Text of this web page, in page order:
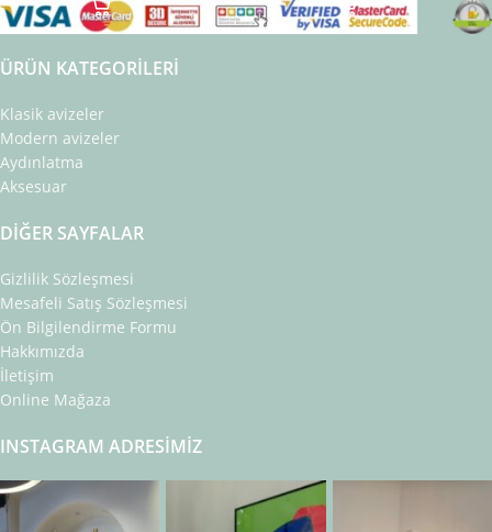
ÜRÜN KATEGORILERI
Klasik avizeler
Modern avizeler
Aydınlatma
Aksesuar
DIĞER SAYFALAR
Gizlilik Sözleşmesi
Mesafeli Satış Sözleşmesi
Ön Bilgilendirme Formu
Hakkımızda
İletişim
Online Mağaza
INSTAGRAM ADRESIMIZ